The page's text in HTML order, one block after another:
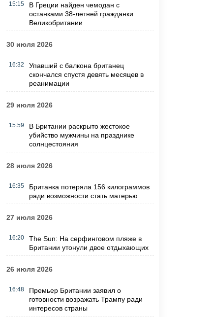
15:15
В Греции найден чемодан с
останками 38-летней гражданки
Великобритании
30 июля 2026
16:32
Упавший с балкона британец
скончался спустя девять месяцев в
реанимации
29 июля 2026
15:59
В Британии раскрыто жестокое
убийство мужчины на празднике
солнцестояния
28 июля 2026
16:35
Британка потеряла 156 килограммов
ради возможности стать матерью
27 июля 2026
16:20
The Sun: На серфинговом пляже в
Британии утонули двое отдыхающих
26 июля 2026
16:48
Премьер Британии заявил о
готовности возражать Трампу ради
интересов страны